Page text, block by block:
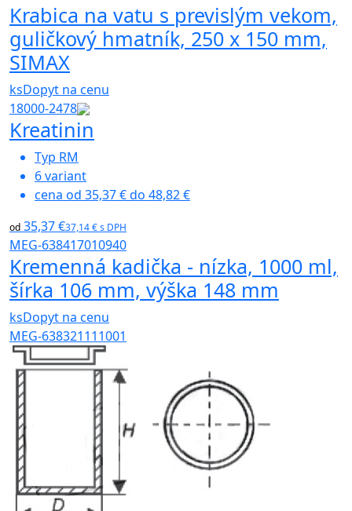
Krabica na vatu s previslým vekom,
guličkový hmatník, 250 x 150 mm,
SIMAX
ksDopyt na cenu
18000-2478
Kreatinin
Typ RM
6variant
cena od 35,37 €do 48,82 €
od 35,37 €37,14 € s DPH
MEG-638417010940
Kremenná kadička - nízka, 1000 ml,
šírka 106 mm, výška 148 mm
ksDopyt na cenu
MEG-638321111001